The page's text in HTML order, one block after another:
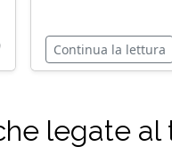
Continua la lettura
legate al